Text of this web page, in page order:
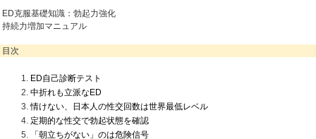
ED克服基礎知識：勃起力強化
持続力増加マニュアル
目次
ED自己診断テスト
中折れも立派なED
情けない、日本人の性交回数は世界最低レベル
定期的な性交で勃起状態を確認
「朝立ちがない」のは危険信号